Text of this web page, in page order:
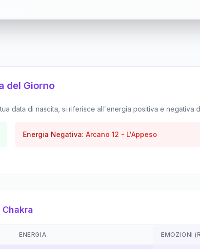
del Giorno
data di nascita, si riferisce all'energia positiva e negativa
Energia Negativa: Arcano 12 - L'Appeso
Chakra
ENERGIA EMOZIONI